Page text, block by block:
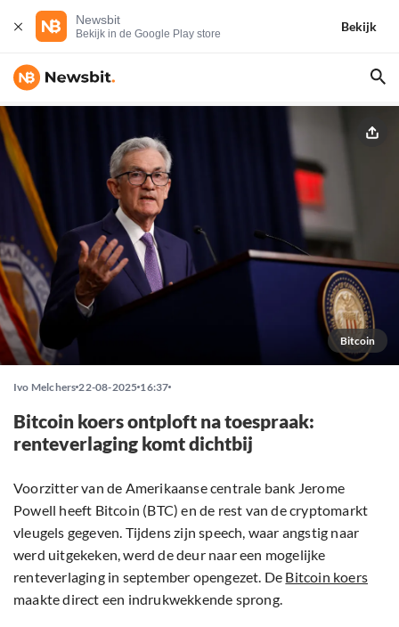
Newsbit
Bekijk in de Google Play store
Bekijk
Bitcoin
Ivo Melchers 22-08-2025 16:37
Bitcoin koers ontploft na toespraak:
renteverlaging komt dichtbij
Voorzitter van de Amerikaanse centrale bank Jerome
Powell heeft Bitcoin (BTC) en de rest van de cryptomarkt
vleugels gegeven. Tijdens zijn speech, waar angstig naar
werd uitgekeken, werd de deur naar een mogelijke
renteverlaging in september opengezet. De Bitcoin koers
maakte direct een indrukwekkende sprong.